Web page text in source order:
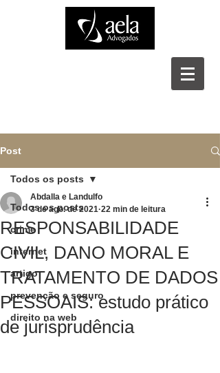
Post
Todos os posts
crime
internet
artigo
prevenção e seguro
direito na web
Todos os posts
RESPONSABILIDADE
CIVIL, DANO MORAL E
TRATAMENTO DE DADOS
PESSOAIS: estudo prático
de jurisprudência
Abdalla e Landulfo
3 de ago. de 2021 22 min de leitura